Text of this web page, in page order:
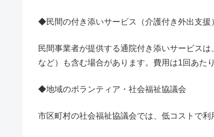
◆民間の付き添いサービス（介護付き外出支援
民間事業者が提供する通院付き添いサービス
など）も含む場合があります。費用は1回あた
◆地域のボランティア・社会福祉協議会
市区町村の社会福祉協議会では、低コストで